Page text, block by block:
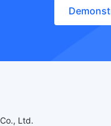
Ltd.